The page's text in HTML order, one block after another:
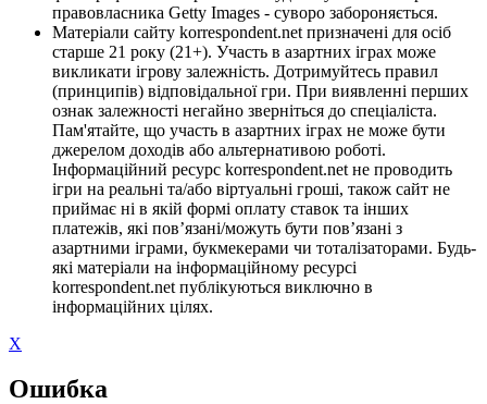
правовласника Getty Images - суворо забороняється.
Матеріали сайту korrespondent.net призначені для осіб
старше 21 року (21+). Участь в азартних іграх може
викликати ігрову залежність. Дотримуйтесь правил
(принципів) відповідальної гри. При виявленні перших
ознак залежності негайно зверніться до спеціаліста.
Пам'ятайте, що участь в азартних іграх не може бути
джерелом доходів або альтернативою роботі.
Інформаційний ресурс korrespondent.net не проводить
ігри на реальні та/або віртуальні гроші, також сайт не
приймає ні в якій формі оплату ставок та інших
платежів, які пов’язані/можуть бути пов’язані з
азартними іграми, букмекерами чи тоталізаторами. Будь-
які матеріали на інформаційному ресурсі
korrespondent.net публікуються виключно в
інформаційних цілях.
X
Ошибка